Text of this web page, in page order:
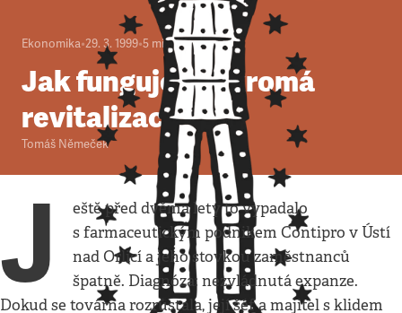
Ekonomika•29. 3. 1999•5 minut
Jak funguje soukromá
revitalizace
Tomáš Němeček
J
eště před dvěma lety to vypadalo
s farmaceutickým podnikem Contipro v Ústí
nad Orlicí a jeho stovkou zaměstnanců
špatně. Diagnóza: nezvládnutá expanze.
Dokud se továrna rozrůstala, její šéf a majitel s klidem